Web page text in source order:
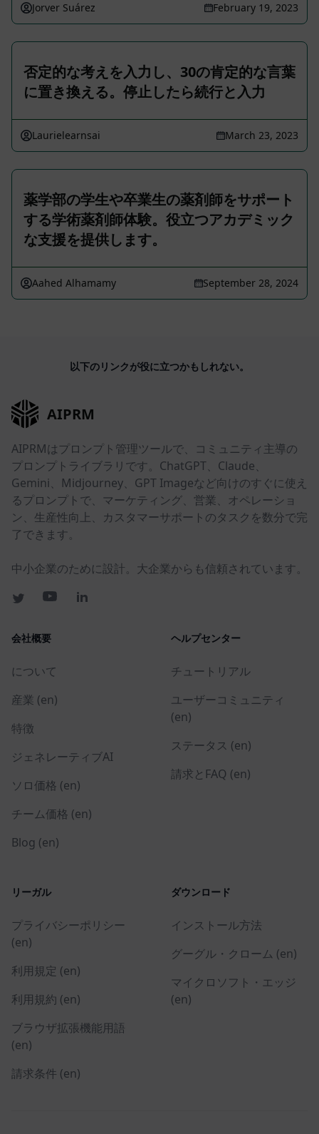
Jorver Suárez February 19, 2023
否定的な考えを入力し、30の肯定的な言葉
に置き換える。停止したら続行と入力
Laurielearnsai March 23, 2023
薬学部の学生や卒業生の薬剤師をサポート
する学術薬剤師体験。役立つアカデミック
な支援を提供します。
Aahed Alhamamy September 28, 2024
以下のリンクが役に立つかもしれない。
AIPRM
AIPRMはプロンプト管理ツールで、コミュニティ主導の
プロンプトライブラリです。ChatGPT、Claude、
Gemini、Midjourney、GPT Imageなど向けのすぐに使え
るプロンプトで、マーケティング、営業、オペレーショ
ン、生産性向上、カスタマーサポートのタスクを数分で完
了できます。
中小企業のために設計。大企業からも信頼されています。
会社概要
について
産業 (en)
特徴
ジェネレーティブAI
ソロ価格 (en)
チーム価格 (en)
Blog (en)
ヘルプセンター
チュートリアル
ユーザーコミュニティ
(en)
ステータス (en)
請求とFAQ (en)
リーガル
プライバシーポリシー
(en)
利用規定 (en)
利用規約 (en)
ブラウザ拡張機能用語
(en)
請求条件 (en)
ダウンロード
インストール方法
グーグル・クローム (en)
マイクロソフト・エッジ
(en)